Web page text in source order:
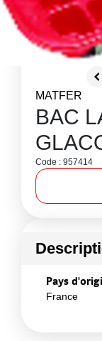
MATFER
BAC
Code : 957414
Pays
France